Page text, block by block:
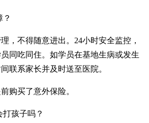
，不得随意进出。24小时安全监控，
同吃同住。如学员在基地生病或发生
联系家长并及时送至医院。
购买了意外保险。
孩子吗？